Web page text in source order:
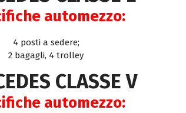
automezzo:
4 posti a sedere;
2 bagagli, 4 trolley
CLASSE V
automezzo: